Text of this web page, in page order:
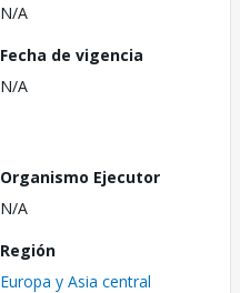
N/A
Fecha de vigencia
N/A
Organismo Ejecutor
N/A
Región
Europa y Asia central